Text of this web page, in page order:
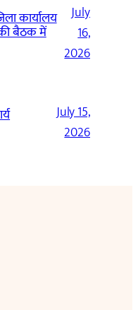
कार्यालय
बैठक में
July
16,
2026
July 15,
2026